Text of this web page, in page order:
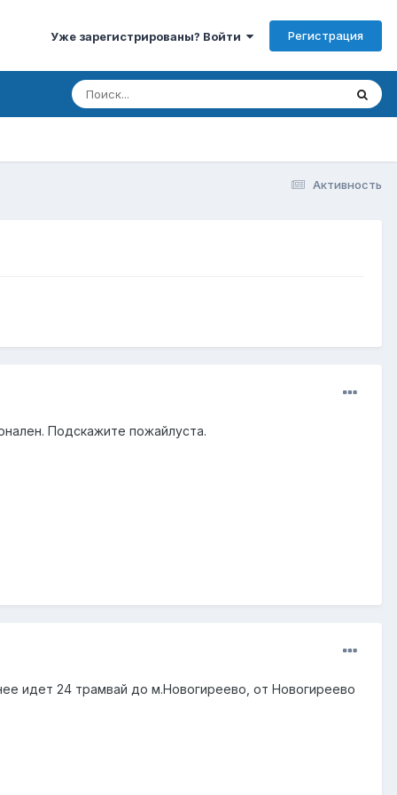
Уже зарегистрированы? Войти Регистрация
Активность
Подскажите пожайлуста.
идет 24 трамвай до м.Новогиреево, от Новогиреево